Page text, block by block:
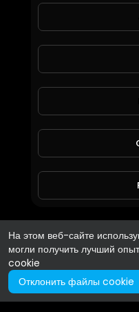
На этом веб-сайте
могли получить лучший
cookie
Отклонить файлы cookie